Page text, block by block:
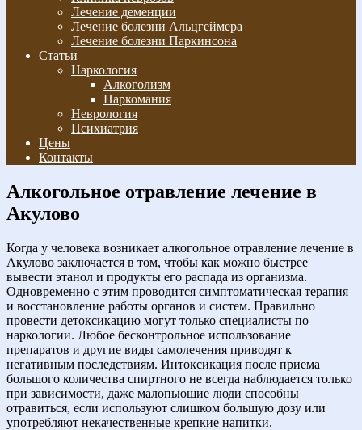
Лечение деменции
Лечение болезни Альцгеймера
Лечение болезни Паркинсона
Статьи
Наркология
Алкоголизм
Наркомания
Неврология
Психиатрия
Цены
Контакты
Алкогольное отравление лечение в
Акулово
Когда у человека возникает алкогольное отравление лечение в
Акулово заключается в том, чтобы как можно быстрее
вывести этанол и продукты его распада из организма.
Одновременно с этим проводится симптоматическая терапия
и восстановление работы органов и систем. Правильно
провести детоксикацию могут только специалисты по
наркологии. Любое бесконтрольное использование
препаратов и другие виды самолечения приводят к
негативным последствиям. Интоксикация после приема
большого количества спиртного не всегда наблюдается только
при зависимости, даже малопьющие люди способны
отравиться, если используют слишком большую дозу или
употребляют некачественные крепкие напитки.